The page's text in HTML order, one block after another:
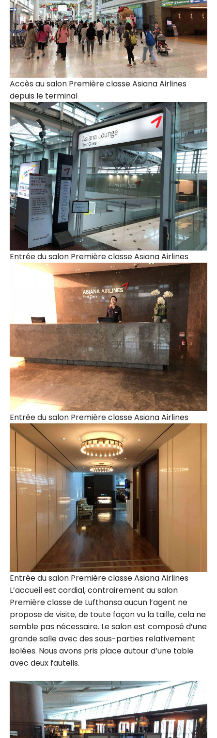
Accès au salon Première classe Asiana Airlines
depuis le terminal
Entrée du salon Première classe Asiana Airlines
Entrée du salon Première classe Asiana Airlines
Entrée du salon Première classe Asiana Airlines
L’accueil est cordial, contrairement au salon
Première classe de Lufthansa aucun l’agent ne
propose de visite, de toute façon vu la taille, cela ne
semble pas nécessaire. Le salon est composé d’une
grande salle avec des sous-parties relativement
isolées. Nous avons pris place autour d’une table
avec deux fauteils.